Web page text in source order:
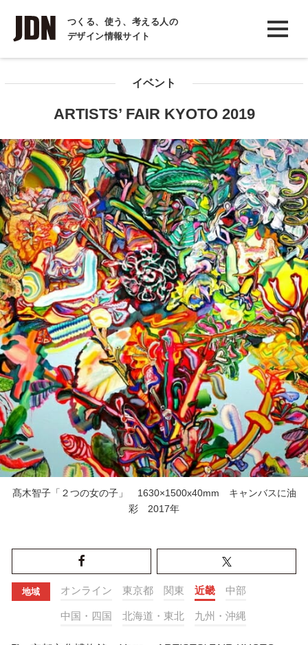
つくる、使う、考える人の
デザイン情報サイト
INTERVIEW
インタビュー
コラム
イベント
ARTISTS’ FAIR KYOTO 2019
髙木智子「２つの女の子」 1630×1500x40mm キャンバスに油
彩 2017年
地域 オンライン 東京都 関東 近畿 中部
中国・四国 北海道・東北 九州・沖縄